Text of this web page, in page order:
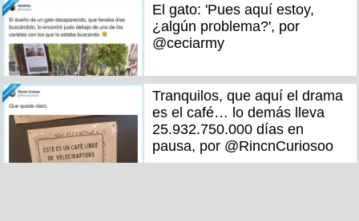
El gato: 'Pues aquí estoy,
¿algún problema?', por
@ceciarmy
Tranquilos, que aquí el drama
es el café… lo demás lleva
25.932.750.000 días en
pausa, por @RincnCuriosoo